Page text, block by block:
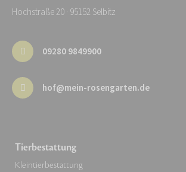
Hochstraße 20 · 95152 Selbitz
09280 9849900
hof@mein-rosengarten.de
Tierbestattung
Kleintierbestattung